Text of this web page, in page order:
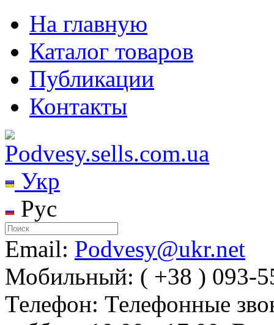
На главную
Каталог товаров
Публикации
Контакты
Укр
Рус
Email: Podvesy@ukr.net
Мобильный: ( +38 ) 093-
Телефон: Телефонные